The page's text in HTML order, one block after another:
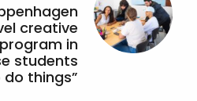
creative
in
students
things”